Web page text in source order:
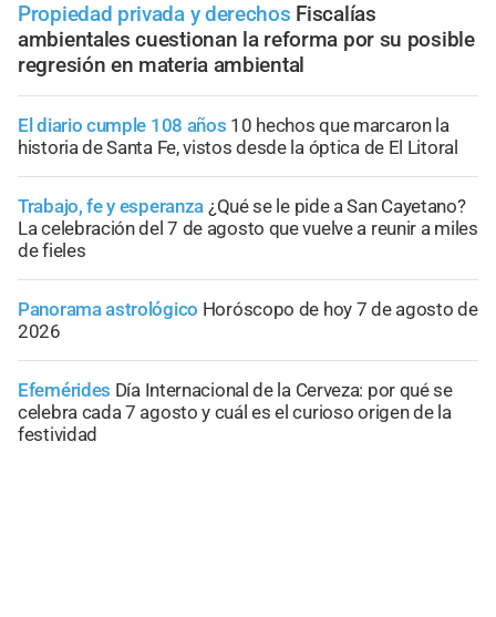
Propiedad privada y derechos Fiscalías
ambientales cuestionan la reforma por su posible
regresión en materia ambiental
El diario cumple 108 años 10 hechos que marcaron la
historia de Santa Fe, vistos desde la óptica de El Litoral
Trabajo, fe y esperanza ¿Qué se le pide a San Cayetano?
La celebración del 7 de agosto que vuelve a reunir a miles
de fieles
Panorama astrológico Horóscopo de hoy 7 de agosto de
2026
Efemérides Día Internacional de la Cerveza: por qué se
celebra cada 7 agosto y cuál es el curioso origen de la
festividad